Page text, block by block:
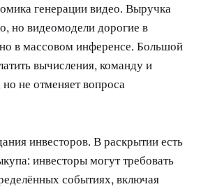
генерации видео. Выручка
но видеомодели дорогие в
в массовом инференсе. Большой
вычисления, команду и
не отменяет вопроса
инвесторов. В раскрытии есть
инвесторы могут требовать
событиях, включая